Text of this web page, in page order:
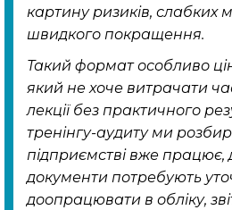
картину ризиків, слабких
швидкого покращення.
Такий формат особливо
який не хоче витрачати
лекції без практичного
тренінгу-аудиту ми
підприємстві вже працює,
документи потребують
доопрацювати в обліку,